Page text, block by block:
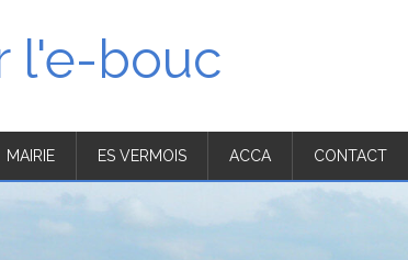
l'e-bouc
MAIRIE ES VERMOIS ACCA CONTACT